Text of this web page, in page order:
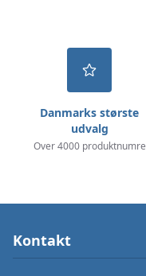
Danmarks største
udvalg
Over 4000 produktnumre
Kontakt